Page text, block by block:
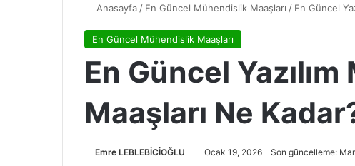
Anasayfa / En Güncel Mühendislik Maaşları / En Güncel
En Güncel Mühendislik Maaşları
En Güncel
Maaşları Ne
Emre LEBLEBİCİOĞLU Ocak 19, 2026 Son güncelleme: